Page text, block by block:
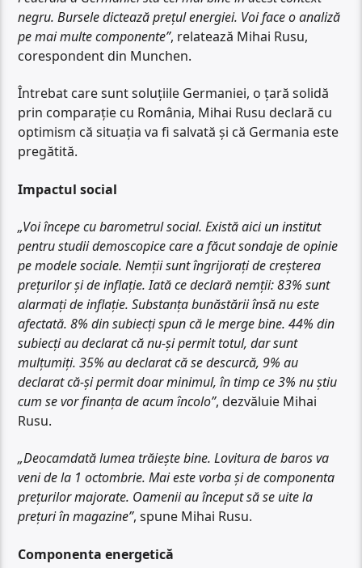
negru. Bursele dictează prețul energiei. Voi face o analiză
pe mai multe componente”, relatează Mihai Rusu,
corespondent din Munchen.
Întrebat care sunt soluțiile Germaniei, o țară solidă
prin comparație cu România, Mihai Rusu declară cu
optimism că situația va fi salvată și că Germania este
pregătită.
Impactul social
„Voi începe cu barometrul social. Există aici un institut
pentru studii demoscopice care a făcut sondaje de opinie
pe modele sociale. Nemții sunt îngrijorați de creșterea
prețurilor și de inflație. Iată ce declară nemții: 83% sunt
alarmați de inflație. Substanța bunăstării însă nu este
afectată. 8% din subiecți spun că le merge bine. 44% din
subiecți au declarat că nu-și permit totul, dar sunt
mulțumiți. 35% au declarat că se descurcă, 9% au
declarat că-și permit doar minimul, în timp ce 3% nu știu
cum se vor finanța de acum încolo”, dezvăluie Mihai
Rusu.
„Deocamdată lumea trăiește bine. Lovitura de baros va
veni de la 1 octombrie. Mai este vorba și de componenta
prețurilor majorate. Oamenii au început să se uite la
prețuri în magazine”, spune Mihai Rusu.
Componenta energetică